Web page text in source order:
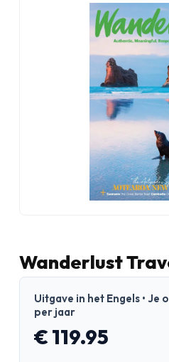
Wanderlust
Uitgave in het Engels • Je
per jaar
€ 119.95